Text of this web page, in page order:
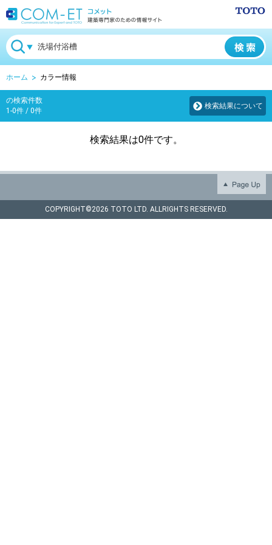
ホーム カラー情報
の検索件数
1-0件 / 0件
検索結果について
検索結果は0件です。
COPYRIGHT©2026 TOTO LTD. ALLRIGHTS RESERVED.